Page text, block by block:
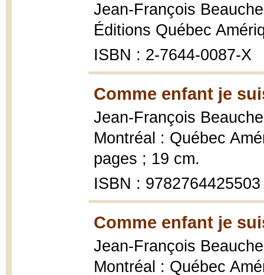
Jean-François
Éditions Québec
ISBN : 2-7644-0087-X
Comme enfant je
Jean-François
Montréal : Québec
pages ; 19 cm.
ISBN : 9782764425503
Comme enfant je
Jean-François
Montréal : Québec